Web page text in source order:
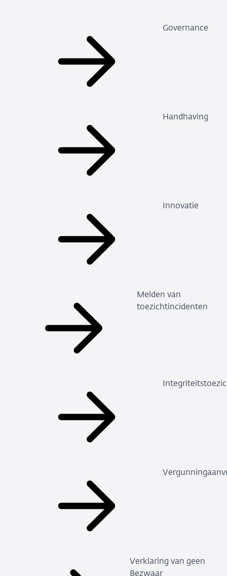
Governance
Handhaving
Innovatie
Melden van
toezichtincidenten
Verklaring van geen
Bezwaar